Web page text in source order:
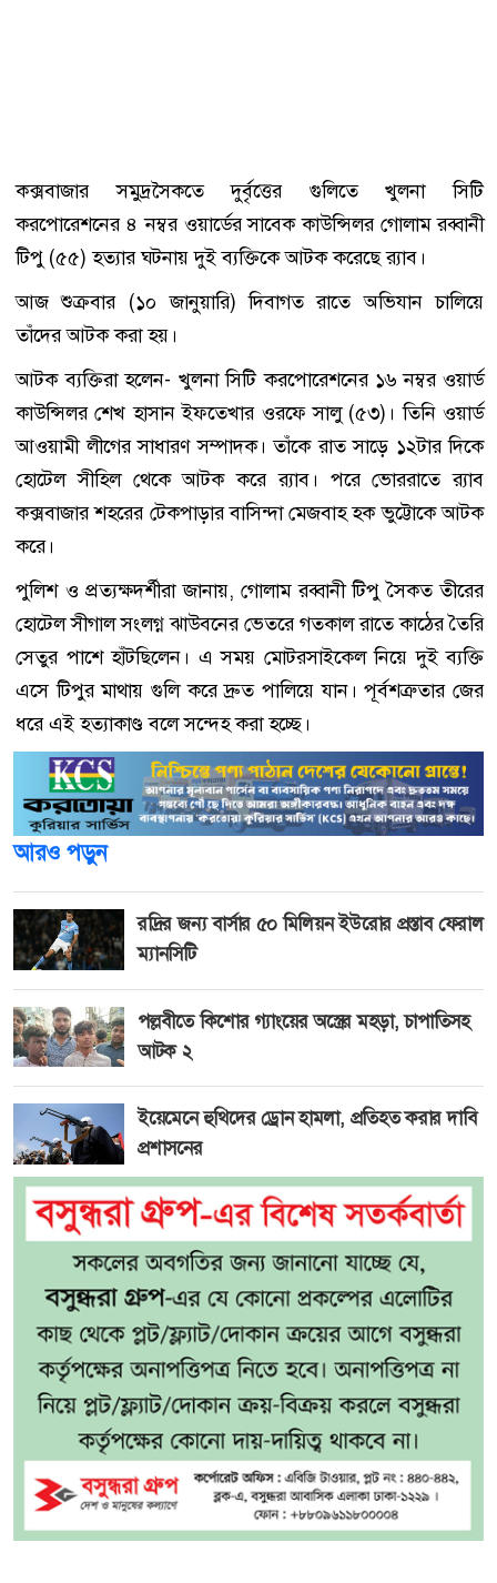
কক্সবাজার সমুদ্রসৈকতে দুর্বৃত্তের গুলিতে খুলনা সিটি
করপোরেশনের ৪ নম্বর ওয়ার্ডের সাবেক কাউন্সিলর গোলাম রব্বানী
টিপু (৫৫) হত্যার ঘটনায় দুই ব্যক্তিকে আটক করেছে র‌্যাব।
আজ শুক্রবার (১০ জানুয়ারি) দিবাগত রাতে অভিযান চালিয়ে
তাঁদের আটক করা হয়।
আটক ব্যক্তিরা হলেন- খুলনা সিটি করপোরেশনের ১৬ নম্বর ওয়ার্ড
কাউন্সিলর শেখ হাসান ইফতেখার ওরফে সালু (৫৩)। তিনি ওয়ার্ড
আওয়ামী লীগের সাধারণ সম্পাদক। তাঁকে রাত সাড়ে ১২টার দিকে
হোটেল সীহিল থেকে আটক করে র‌্যাব। পরে ভোররাতে র‌্যাব
কক্সবাজার শহরের টেকপাড়ার বাসিন্দা মেজবাহ হক ভুট্টোকে আটক
করে।
পুলিশ ও প্রত্যক্ষদর্শীরা জানায়, গোলাম রব্বানী টিপু সৈকত তীরের
হোটেল সীগাল সংলগ্ন ঝাউবনের ভেতরে গতকাল রাতে কাঠের তৈরি
সেতুর পাশে হাঁটছিলেন। এ সময় মোটরসাইকেল নিয়ে দুই ব্যক্তি
এসে টিপুর মাথায় গুলি করে দ্রুত পালিয়ে যান। পূর্বশত্রুতার জের
ধরে এই হত্যাকাণ্ড বলে সন্দেহ করা হচ্ছে।
আরও পড়ুন
রদ্রির জন্য বার্সার ৫০ মিলিয়ন ইউরোর প্রস্তাব ফেরাল
ম্যানসিটি
পল্লবীতে কিশোর গ্যাংয়ের অস্ত্রের মহড়া, চাপাতিসহ
আটক ২
ইয়েমেনে হুথিদের ড্রোন হামলা, প্রতিহত করার দাবি
প্রশাসনের